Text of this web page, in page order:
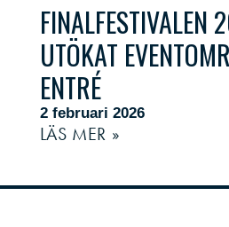
FINALFESTIVALEN
UTÖKAT
ENTRÉ
2 februari 2026
LÄS MER »